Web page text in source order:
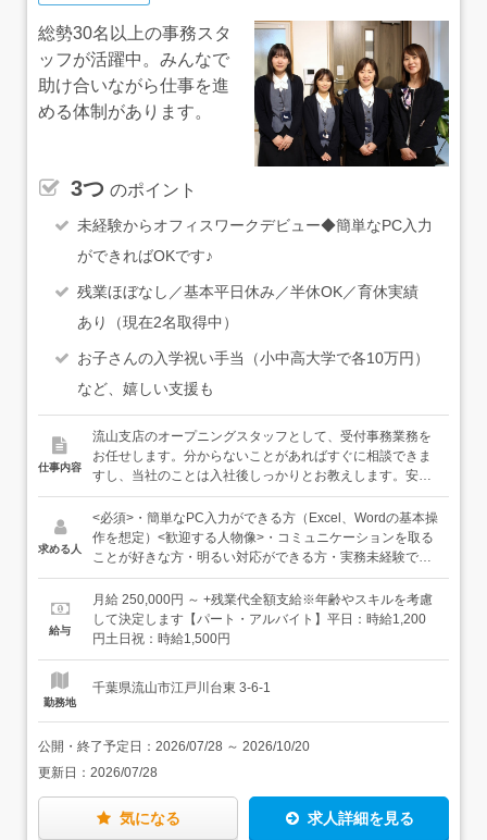
総勢30名以上の事務スタ
ッフが活躍中。みんなで
助け合いながら仕事を進
める体制があります。
3つ のポイント
未経験からオフィスワークデビュー◆簡単なPC入力
ができればOKです♪
残業ほぼなし／基本平日休み／半休OK／育休実績
あり（現在2名取得中）
お子さんの入学祝い手当（小中高大学で各10万円）
など、嬉しい支援も
仕事内容
流山支店のオープニングスタッフとして、受付事務業務を
お任せします。分からないことがあればすぐに相談できま
すし、当社のことは入社後しっかりとお教えします。安心
してご応募くださいね。＜具体的には…＞・受付対応・デ
ータ入力・書類作成業務・電話対応・来客対応 など★20
～50代まで幅広い世代のスタッフが活躍中（30・40代がボ
リュームゾーン）
求める人
<必須>・簡単なPC入力ができる方（Excel、Wordの基本操
作を想定）<歓迎する人物像>・コミュニケーションを取る
ことが好きな方・明るい対応ができる方・実務未経験でも
可★一般事務の経験やサービス業務経験者等、優遇いたし
ます
給与
月給 250,000円 ～ +残業代全額支給※年齢やスキルを考慮
して決定します【パート・アルバイト】平日：時給1,200
円土日祝：時給1,500円
勤務地
千葉県流山市江戸川台東 3-6-1
公開・終了予定日： 2026/07/28 ～ 2026/10/20
更新日： 2026/07/28
気になる 求人詳細を見る